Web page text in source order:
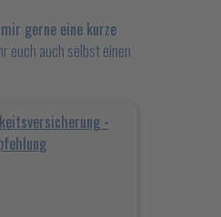
gerne eine kurze
euch auch selbst einen
-